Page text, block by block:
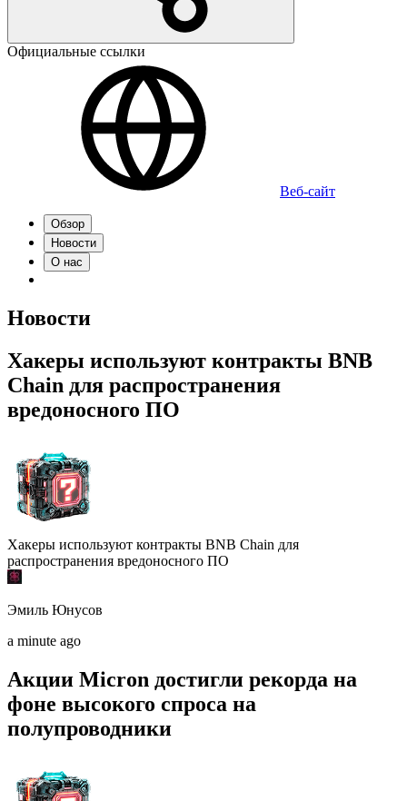
Официальные ссылки
Веб-сайт
Обзор
Новости
О нас
Новости
Хакеры используют контракты BNB
Chain для распространения
вредоносного ПО
Хакеры используют контракты BNB Chain для
распространения вредоносного ПО
Эмиль Юнусов
a minute ago
Акции Micron достигли рекорда на
фоне высокого спроса на
полупроводники